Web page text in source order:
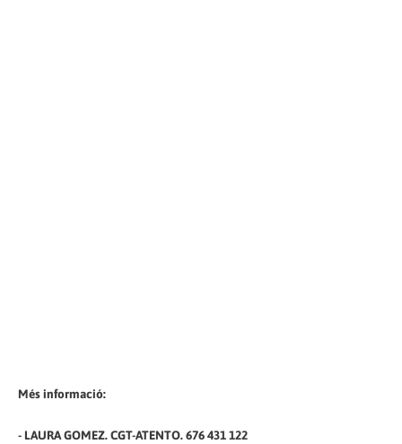
Més informació:
- LAURA GOMEZ. CGT-ATENTO. 676 431 122